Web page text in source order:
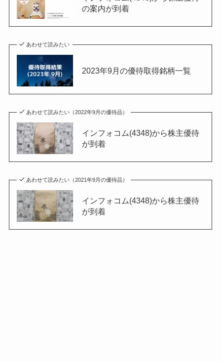
の案内が到着
あわせて読みたい
2023年9月の優待取得銘柄一覧
あわせて読みたい（2022年9月の優待品）
インフォコム(4348)から株主優待
が到着
あわせて読みたい（2021年9月の優待品）
インフォコム(4348)から株主優待
が到着